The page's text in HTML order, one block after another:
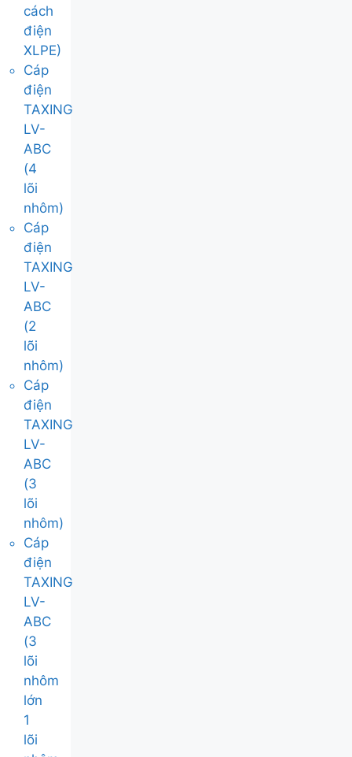
cách
điện
XLPE)
Cáp
điện
TAXING
LV-
ABC
(4
lõi
nhôm)
Cáp
điện
TAXING
LV-
ABC
(2
lõi
nhôm)
Cáp
điện
TAXING
LV-
ABC
(3
lõi
nhôm)
Cáp
điện
TAXING
LV-
ABC
(3
lõi
nhôm
lớn
1
lõi